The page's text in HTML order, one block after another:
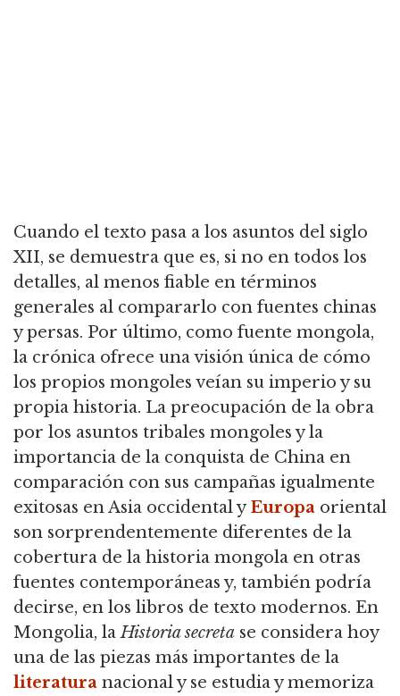
Cuando el texto pasa a los asuntos del siglo
XII, se demuestra que es, si no en todos los
detalles, al menos fiable en términos
generales al compararlo con fuentes chinas
y persas. Por último, como fuente mongola,
la crónica ofrece una visión única de cómo
los propios mongoles veían su imperio y su
propia historia. La preocupación de la obra
por los asuntos tribales mongoles y la
importancia de la conquista de China en
comparación con sus campañas igualmente
exitosas en Asia occidental yEuropa oriental
son sorprendentemente diferentes de la
cobertura de la historia mongola en otras
fuentes contemporáneas y, también podría
decirse, en los libros de texto modernos. En
Mongolia, laHistoria secreta se considera hoy
una de las piezas más importantes de la
literatura nacional y se estudia y memoriza